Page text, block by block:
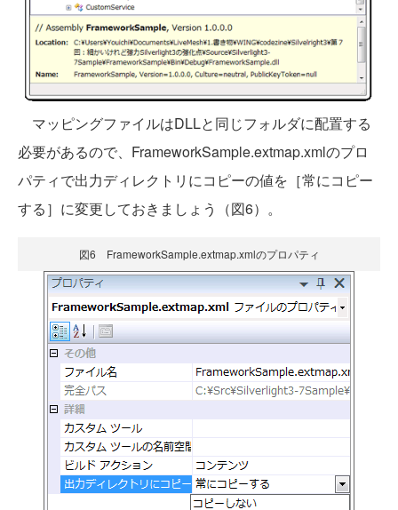
マッピングファイルはDLLと同じフォルダに配置する
必要があるので、FrameworkSample.extmap.xmlのプロ
パティで出力ディレクトリにコピーの値を［常にコピー
する］に変更しておきましょう（図6）。
図6 FrameworkSample.extmap.xmlのプロパティ